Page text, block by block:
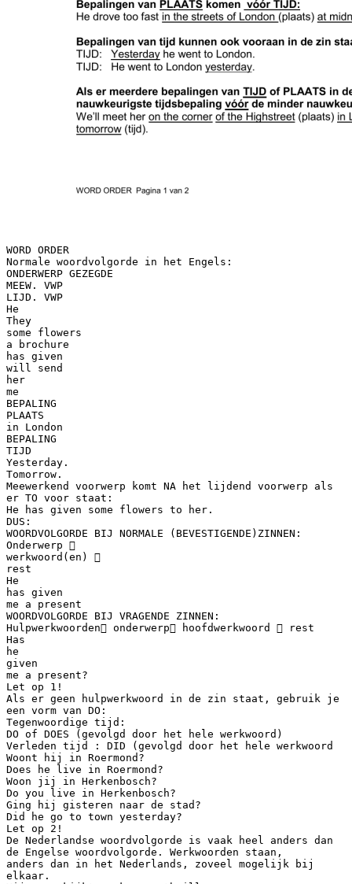
WORD ORDER
Normale woordvolgorde in het Engels:
ONDERWERP GEZEGDE
MEEW. VWP
LIJD. VWP
He
They
some flowers
a brochure
has given
will send
her
me
BEPALING
PLAATS
in London
BEPALING
TIJD
Yesterday.
Tomorrow.
Meewerkend voorwerp komt NA het lijdend voorwerp als
er TO voor staat:
He has given some flowers to her.
DUS:
WOORDVOLGORDE BIJ NORMALE (BEVESTIGENDE)ZINNEN:
Onderwerp 
werkwoord(en) 
rest
He
has given
me a present
WOORDVOLGORDE BIJ VRAGENDE ZINNEN:
Hulpwerkwoorden onderwerp hoofdwerkwoord  rest
Has
he
given
me a present?
Let op 1!
Als er geen hulpwerkwoord in de zin staat, gebruik je
een vorm van DO:
Tegenwoordige tijd:
DO of DOES (gevolgd door het hele werkwoord)
Verleden tijd : DID (gevolgd door het hele werkwoord
Woont hij in Roermond?
Does he live in Roermond?
Woon jij in Herkenbosch?
Do you live in Herkenbosch?
Ging hij gisteren naar de stad?
Did he go to town yesterday?
Let op 2!
De Nederlandse woordvolgorde is vaak heel anders dan
de Engelse woordvolgorde. Werkwoorden staan,
anders dan in het Nederlands, zoveel mogelijk bij
elkaar.